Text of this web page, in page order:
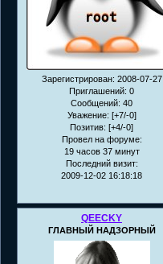
Зарегистрирован: 2008-07-27
Приглашений: 0
Сообщений: 40
Уважение: [+7/-0]
Позитив: [+4/-0]
Провел на форуме:
19 часов 37 минут
Последний визит:
2009-12-02 16:18:18
QEECKY
ГЛАВНЫЙ НАДЗОРНЫЙ